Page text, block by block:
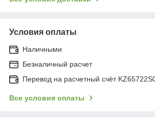
Условия оплаты
Наличными
Безналичный расчет
Перевод на расчетный счёт
Все условия оплаты